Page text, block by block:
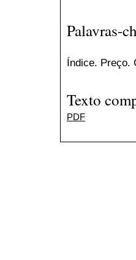
Palavras-
Índice. Preço.
Texto
PDF